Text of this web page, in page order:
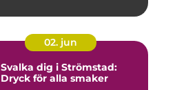
02. jun
Svalka dig i Strömstad:
Dryck för alla smaker